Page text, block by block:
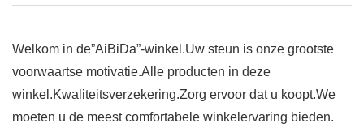
Welkom in de”AiBiDa”-winkel.Uw steun is onze grootste
voorwaartse motivatie.Alle producten in deze
winkel.Kwaliteitsverzekering.Zorg ervoor dat u koopt.We
moeten u de meest comfortabele winkelervaring bieden.